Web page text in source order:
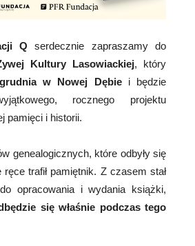
Q serdecznie zapraszamy do
Kultury Lasowiackiej, który
w Nowej Dębiei będzie
rocznego projektu
pamięci i historii.
genealogicznych, które odbyły się
trafił pamiętnik. Z czasem stał
opracowania i wydania książki,
się właśnie podczas tego